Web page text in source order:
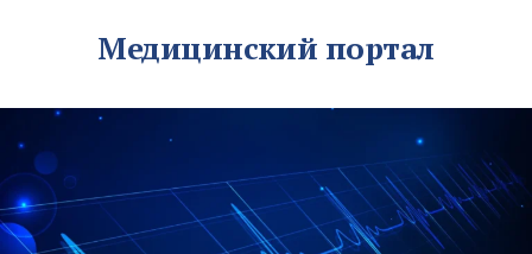
Медицинский портал